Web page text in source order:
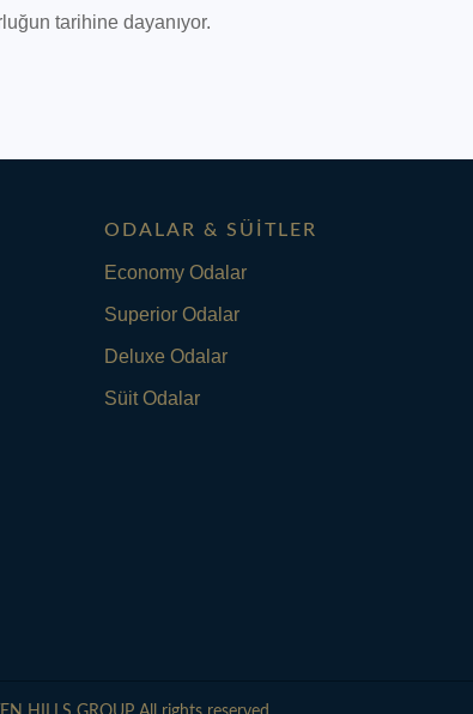
tarihine dayanıyor.
ODALAR & SÜITLER
Economy Odalar
Superior Odalar
Deluxe Odalar
Süit Odalar